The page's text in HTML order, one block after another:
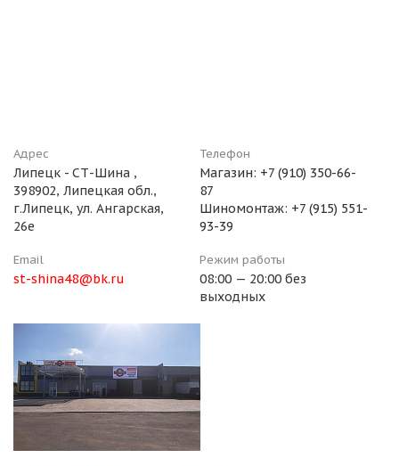
Адрес
Липецк - СТ-Шина ,
398902, Липецкая обл.,
г.Липецк, ул. Ангарская,
26е
Телефон
Магазин: +7 (910) 350-66-
87
Шиномонтаж: +7 (915) 551-
93-39
Email
st-shina48@bk.ru
Режим работы
08:00 — 20:00 без
выходных